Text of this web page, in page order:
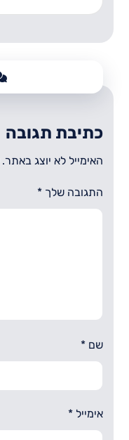
כתיבת תגובה
האימייל לא יוצג באתר.
התגובה שלך*
שם*
אימייל*